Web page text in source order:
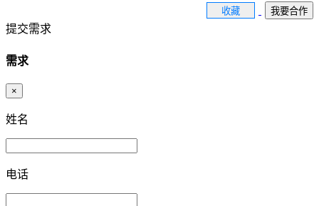
收藏 我要合作
提交需求
需求
×
姓名
电话